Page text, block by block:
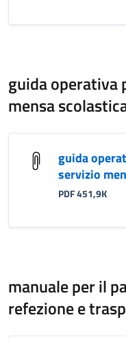
guida operativa
mensa
guida
servizio
PDF 451,9K
manuale per il
refezione e